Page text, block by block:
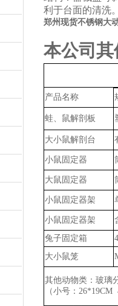
利于台面的清洗
郑州现货不锈钢大
本公司
产品名称
蛙、鼠解剖板
大小鼠解剖台
小鼠固定器
大鼠固定器
小鼠固定器架
小鼠固定器架
兔子固定箱
大小鼠笼
其他动物类：玻璃
（小号： 26*19CM